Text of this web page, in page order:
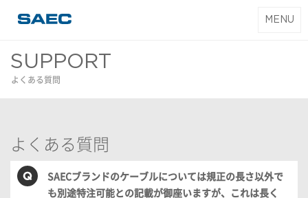
T
g
MENU
SUPPORT
よくある質問
よくある質問
SAECブランドのケーブルについては規正の長さ以外で
も別途特注可能との記載が御座いますが、これは長く